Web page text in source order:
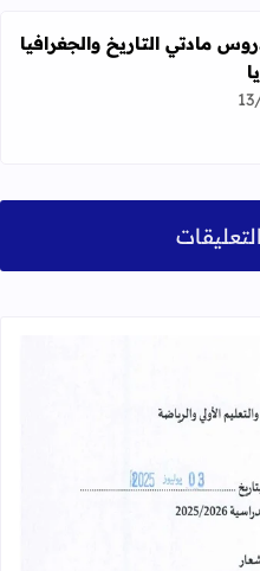
مادتي التاريخ والجغرافيا اولى
مادتي التاريخ والجغرافيا
المزيد عن مقرر تنظيم السنة الدراسية